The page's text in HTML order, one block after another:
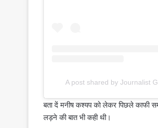
A post shared by Journalist
बता दें मनीष कश्यप को लेकर पिछले काफी
लड़ने की बात भी कही थी।